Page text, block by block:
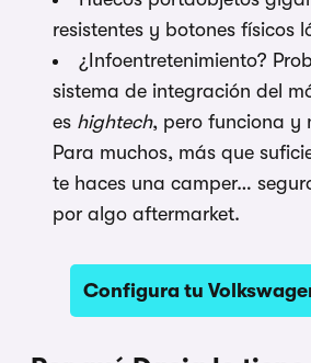
resistentes y botones físicos
¿Infoentretenimiento?
sistema de integración del
es hightech, pero funciona y
Para muchos, más que
te haces una camper…
por algo aftermarket.
Configura tu